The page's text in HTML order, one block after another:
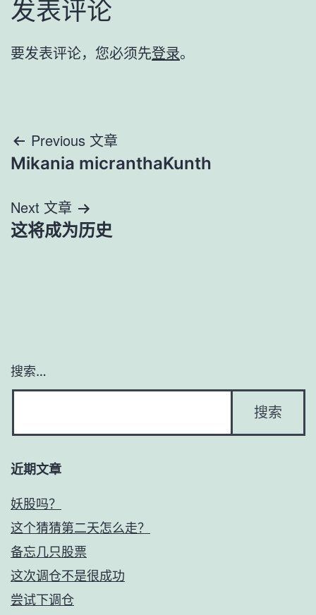
发表评论
要发表评论，您必须先登录。
文
章
导
航
Previous 文章
Mikania micranthaKunth
Next 文章
这将成为历史
搜索…
近期文章
妖股吗？
这个猜猜第二天怎么走？
备忘几只股票
这次调仓不是很成功
尝试下调仓